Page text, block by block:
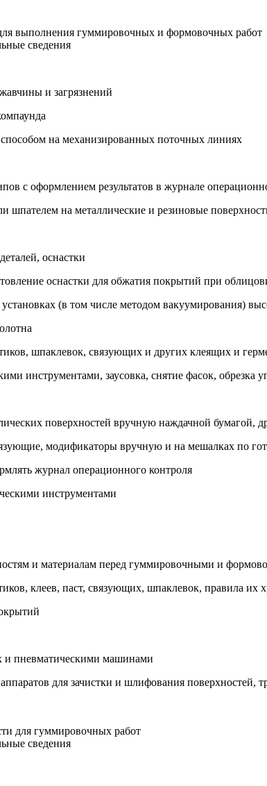
выполнения гуммировочных и формовочных работ
сведения
и загрязнений
на механизированных поточных линиях
с оформлением результатов в журнале
шпателем на металлические и резиновые
оснастки
оснастки для обжатия покрытий при
(в том числе методом вакуумирования)
шпаклевок, связующих и других клеящих и
инструментами, заусовка, снятие фасок, обрезка
поверхностей вручную наждачной
модификаторы вручную и на мешалках по
журнал операционного контроля
инструментами
и материалам перед гуммировочными и
клеев, паст, связующих, шпаклевок, правила их
и пневматическими машинами
для зачистки и шлифования поверхностей,
для гуммировочных работ
сведения